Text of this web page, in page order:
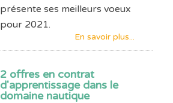
présente ses meilleurs voeux
pour 2021.
En savoir plus...
2 offres en contrat
d'apprentissage dans le
domaine nautique